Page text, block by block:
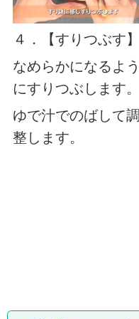
４．【すりつぶす】
なめらかになるよう
にすりつぶします。
ゆで汁でのばして調
整します。